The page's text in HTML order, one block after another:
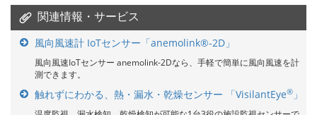
関連情報・サービス
風向風速計 IoTセンサー「anemolink®-2D」
風向風速IoTセンサー anemolink-2Dなら、手軽で簡単に風向風速を計
測できます。
触れずにわかる、熱・漏水・乾燥センサー 「VisilantEye® 」